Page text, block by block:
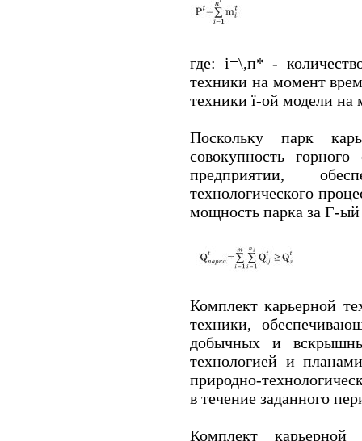
где: і=\,п* -
техники на момент
техники ї-ой модели
Поскольку парк
совокупность
предприятии,
технологического
мощность парка за Г-ый
Комплект карьерной
техники,
добычных и
технологией и
природно-
в течение заданного
Комплект карьерной